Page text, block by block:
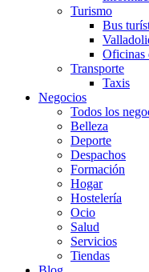
Turismo
Bus
Oficinas
Transporte
Taxis
Negocios
Todos los
Belleza
Deporte
Despachos
Formación
Hogar
Hostelería
Ocio
Salud
Servicios
Tiendas